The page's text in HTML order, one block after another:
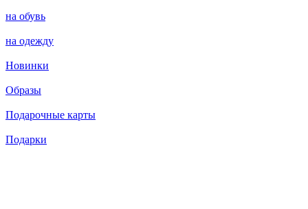
на обувь
на одежду
Новинки
Образы
Подарочные карты
Подарки